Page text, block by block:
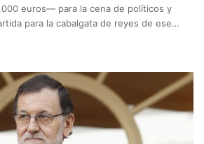
euros— para la cena de políticos y
para la cabalgata de reyes de ese…